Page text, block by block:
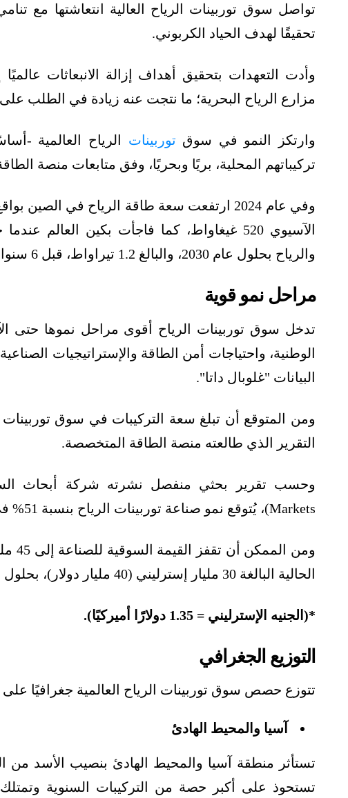
تواصل سوق توربينات الرياح العالية انتعاشتها مع
تحقيقًا لهدف الحياد الكربوني.
وأدت التعهدات بتحقيق أهداف إزالة الانبعاثات
مزارع الرياح البحرية؛ ما نتجت عنه زيادة في الطلب على
وارتكز النمو في سوق توربينات الرياح العالمية -
تركيباتهم المحلية، بريًا وبحريًا، وفق متابعات منصة
الآسيوي 520 غيغاواط، كما فاجأت بكين
والرياح بحلول عام 2030، والبالغ 1.2 تيراواط، قبل 6 سنوات من موعده.
مراحل نمو قوية
تدخل سوق توربينات الرياح أقوى مراحل نموها حتى
الوطنية، واحتياجات أمن الطاقة والإستراتيجيات
البيانات "غلوبال داتا".
التقرير الذي طالعته منصة الطاقة المتخصصة.
Markets)، يُتوقع نمو صناعة توربينات الرياح بنسبة 51% في غضون 5 أعوام.
الحالية البالغة 30 مليار إسترليني (40 مليار دولار)، بحلول نعام 2030.
*(الجنيه الإسترليني = 1.35 دولارًا أميركيًا).
التوزيع الجغرافي
تتوزع حصص سوق توربينات الرياح العالمية جغرافيًا على
آسيا والمحيط الهادئ
تستأثر منطقة آسيا والمحيط الهادئ بنصيب الأسد من
تستحوذ على أكبر حصة من التركيبات السنوية